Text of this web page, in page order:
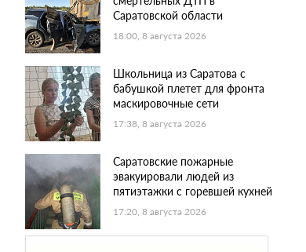
Саратовской области
18:00, 8 августа 2026
Школьница из Саратова с
бабушкой плетет для фронта
маскировочные сети
17:38, 8 августа 2026
Саратовские пожарные
эвакуировали людей из
пятиэтажки с горевшей кухней
17:20, 8 августа 2026